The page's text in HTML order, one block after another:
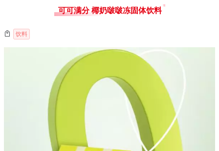
可可满分 椰奶啵啵冻固体饮料
饮料